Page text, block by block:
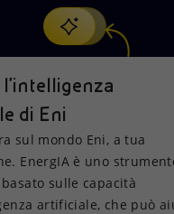
, la nostra nuova soluzione di
Comunicati Stampa
di Eni
sul mondo Eni, a tua
EnergIA è uno
sulle capacità
artificiale, che può